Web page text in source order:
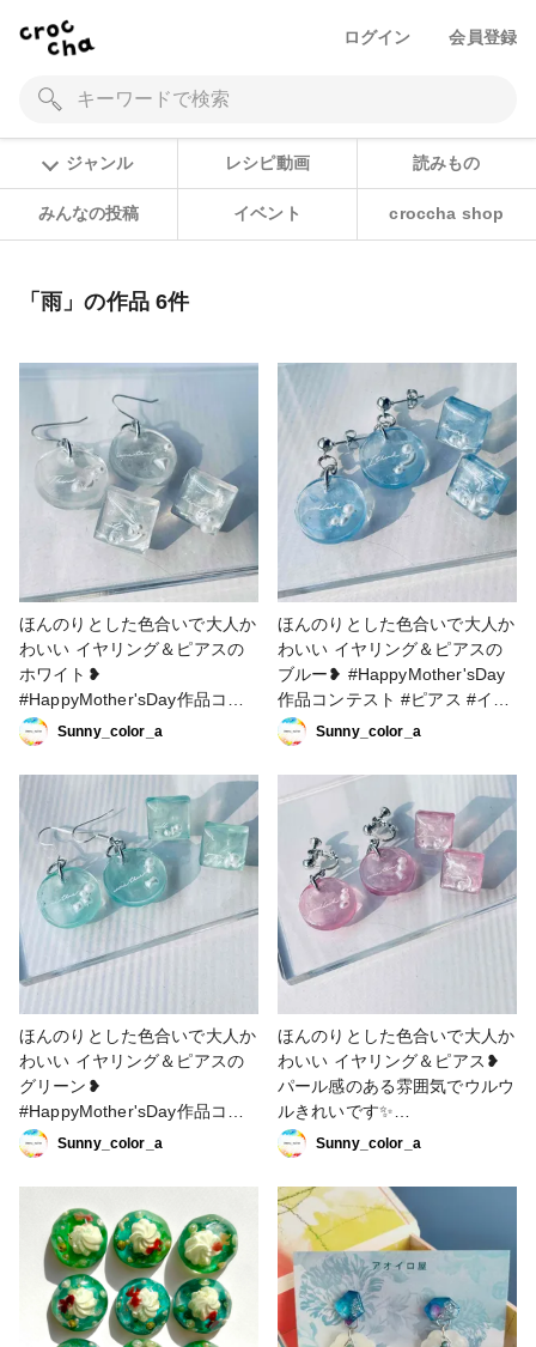
ログイン 会員登録
ジャンル レシピ動画 読みもの
みんなの投稿 イベント croccha shop
「雨」の作品 6件
ほんのりとした色合いで大人か
わいい イヤリング＆ピアスの
ホワイト❥
#HappyMother'sDay作品コン
テスト #ピアス #イヤリング #
レジンアクセサリー #雨 #大人
かわいい
Sunny_color_a
ほんのりとした色合いで大人か
わいい イヤリング＆ピアスの
ブルー❥ #HappyMother'sDay
作品コンテスト #ピアス #イヤ
リング #レジンアクセサリー #
雨 #大人かわいい
Sunny_color_a
ほんのりとした色合いで大人か
わいい イヤリング＆ピアスの
グリーン❥
#HappyMother'sDay作品コン
テスト #ピアス #イヤリング #
レジンアクセサリー #雨 #大人
かわいい
Sunny_color_a
ほんのりとした色合いで大人か
わいい イヤリング＆ピアス❥
パール感のある雰囲気でウルウ
ルきれいです✨
#HappyMother'sDay作品コン
テスト #ピアス #イヤリング #
レジンアクセサリー #雨 #大人
かわいい
Sunny_color_a